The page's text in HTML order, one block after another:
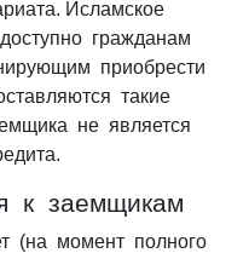
Исламское
гражданам
приобрести
такие
не является
к заемщикам
(на момент полного